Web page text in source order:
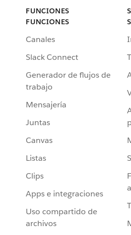
FUNCIONES
FUNCIONES
Canales
Slack Connect
Generador de flujos de
trabajo
Mensajería
Juntas
Canvas
Listas
Clips
Apps e integraciones
Uso compartido de
archivos